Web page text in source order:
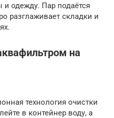
одежду. Пар подаётся
разглаживает складки и
на
технология очистки
в контейнер воду, а